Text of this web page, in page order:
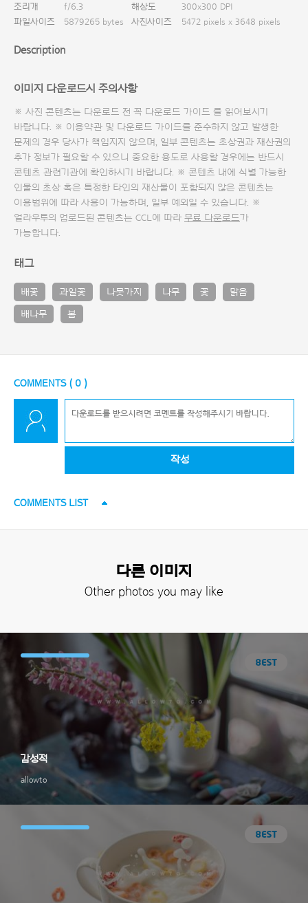
조리개
f/6.3 해상도
300x300 DPI
파일사이즈
5879265 bytes 사진사이즈 5472 pixels x 3648 pixels
Description
이미지 다운로드시 주의사항
※ 사진 콘텐츠는 다운로드 전 꼭 다운로드 가이드 를 읽어보시기
바랍니다. ※ 이용약관 및 다운로드 가이드를 준수하지 않고 발생한
문제의 경우 당사가 책임지지 않으며, 일부 콘텐츠는 초상권과 재산권의
추가 정보가 필요할 수 있으니 중요한 용도로 사용할 경우에는 반드시
콘텐츠 관련기관에 확인하시기 바랍니다. ※ 콘텐츠 내에 식별 가능한
인물의 초상 혹은 특정한 타인의 재산물이 포함되지 않은 콘텐츠는
이용범위에 따라 사용이 가능하며, 일부 예외일 수 있습니다. ※
얼라우투의 업로드된 콘텐츠는 CCL에 따라 무료 다운로드가
가능합니다.
태그
배꽃 과일꽃 나뭇가지 나무 꽃 맑음
배나무 봄
COMMENTS ( 0 )
작성
COMMENTS LIST
다른 이미지
Other photos you may like
allowto
감성적